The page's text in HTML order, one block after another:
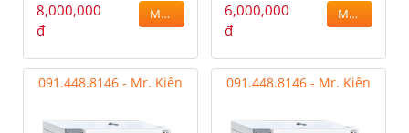
8,000,000
đ
MUA
6,000,000
đ
MUA
091.448.8146 - Mr. Kiên 091.448.8146 - Mr. Kiên